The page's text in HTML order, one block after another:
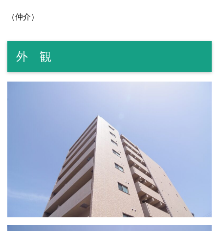
（仲介）
外 観